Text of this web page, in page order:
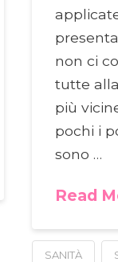
non ci
tutte
più
pochi i
sono …
Read
SANITÀ